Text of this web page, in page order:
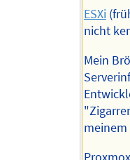
ESXi
nicht
Mein